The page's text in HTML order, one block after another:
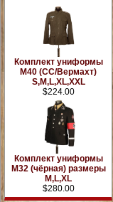
Комплект униформы
М40 (СС/Вермахт)
S,M,L,XL,XXL
$224.00
Комплект униформы
М32 (чёрная) размеры
M,L,XL
$280.00